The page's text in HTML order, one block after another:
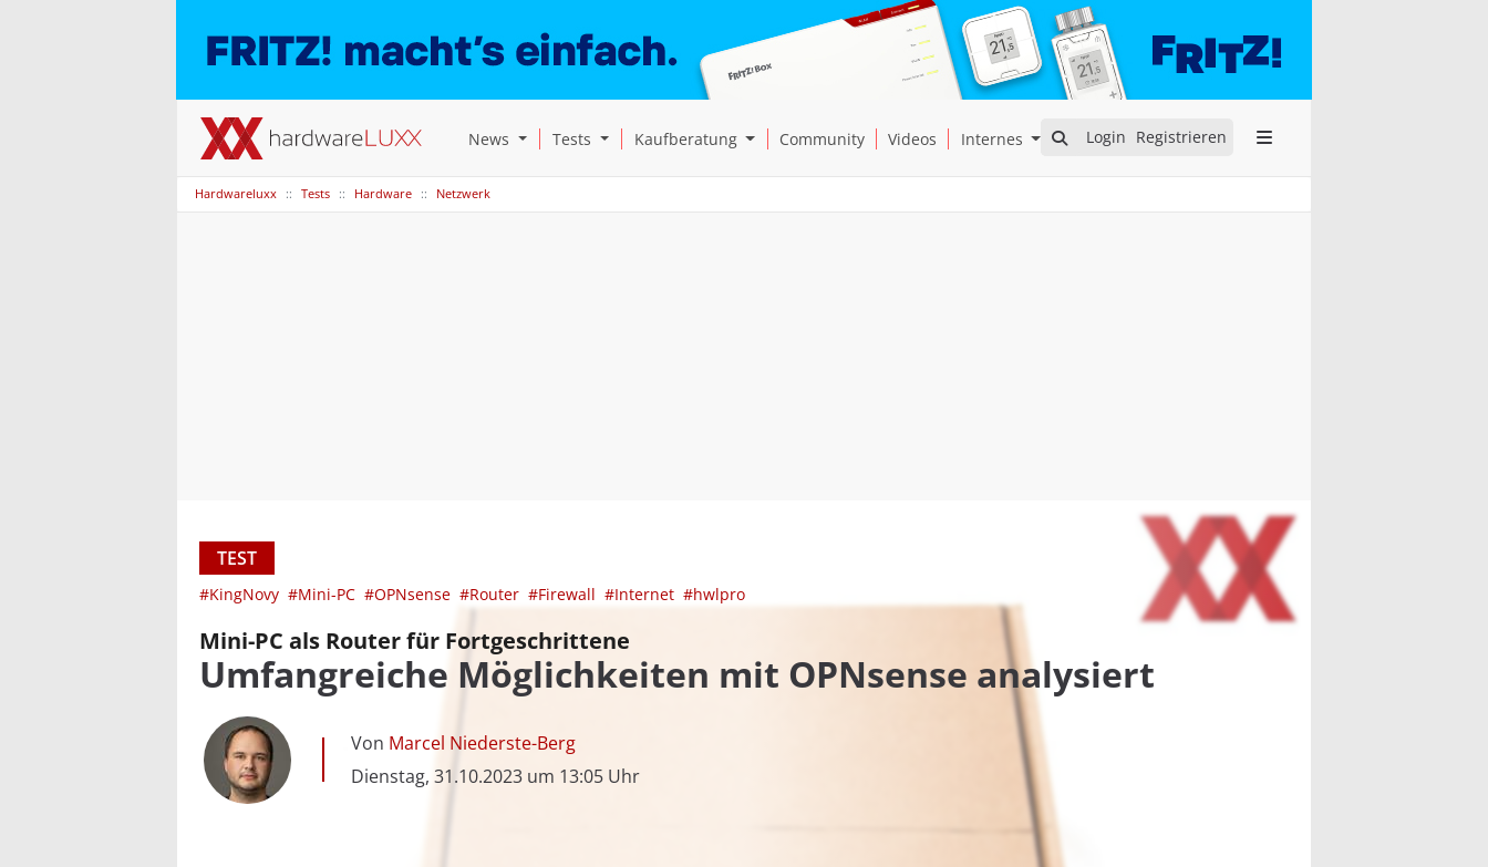
Login Registrieren
News Open News Submenu
Tests Open Tests Submenu
Kaufberatung Open Kaufberatung Submenu
Community Videos Internes Open Internes Submenu
Hardwareluxx Tests Hardware Netzwerk
TEST
#KingNovy #Mini-PC #OPNsense #Router #Firewall #Internet #hwlpro
Mini-PC als Router für Fortgeschrittene
Umfangreiche Möglichkeiten mit OPNsense analysiert
Von Marcel Niederste-Berg
Dienstag, 31.10.2023 um 13:05 Uhr